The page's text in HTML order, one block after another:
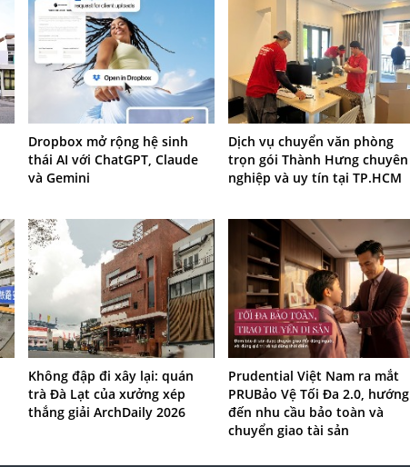
Dropbox mở rộng hệ sinh
thái AI với ChatGPT, Claude
và Gemini
Dịch vụ chuyển văn phòng
trọn gói Thành Hưng chuyên
nghiệp và uy tín tại TP.HCM
Không đập đi xây lại: quán
trà Đà Lạt của xưởng xép
thắng giải ArchDaily 2026
Prudential Việt Nam ra mắt
PRUBảo Vệ Tối Đa 2.0, hướng
đến nhu cầu bảo toàn và
chuyển giao tài sản